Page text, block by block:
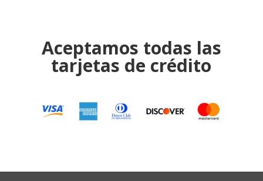
Aceptamos todas las
tarjetas de crédito